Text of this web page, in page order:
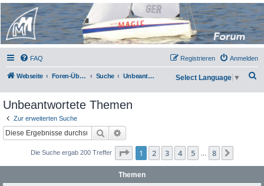
Micro Magic Forum
Deutschland
FAQ Anmelden
Registrieren
Webseite Foren-Übersicht Suche Unbeantwortete Themen Select Language ▼
Unbeantwortete Themen
Zur erweiterten Suche
Suche
Die Suche ergab 200 Treffer Seite 1von
1 2 3 4 5 8
Themen